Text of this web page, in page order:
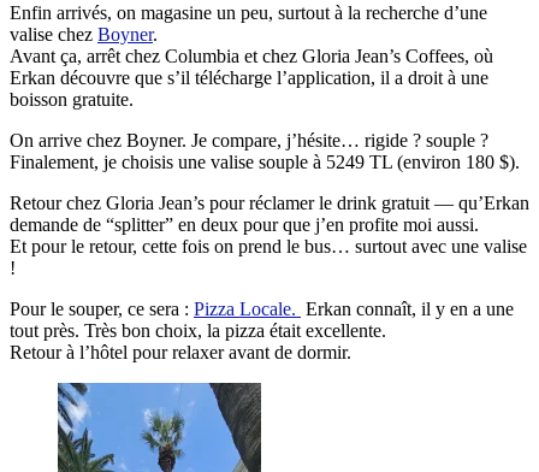
Enfin arrivés, on magasine un peu, surtout à la recherche d’une
valise chez Boyner.
Avant ça, arrêt chez Columbia et chez Gloria Jean’s Coffees, où
Erkan découvre que s’il télécharge l’application, il a droit à une
boisson gratuite.
On arrive chez Boyner. Je compare, j’hésite… rigide ? souple ?
Finalement, je choisis une valise souple à 5249 TL (environ 180 $).
Retour chez Gloria Jean’s pour réclamer le drink gratuit — qu’Erkan
demande de “splitter” en deux pour que j’en profite moi aussi.
Et pour le retour, cette fois on prend le bus… surtout avec une valise
!
Pour le souper, ce sera : Pizza Locale. Erkan connaît, il y en a une
tout près. Très bon choix, la pizza était excellente.
Retour à l’hôtel pour relaxer avant de dormir.